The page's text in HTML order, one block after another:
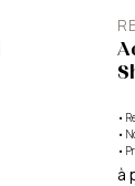
•
•
•
à